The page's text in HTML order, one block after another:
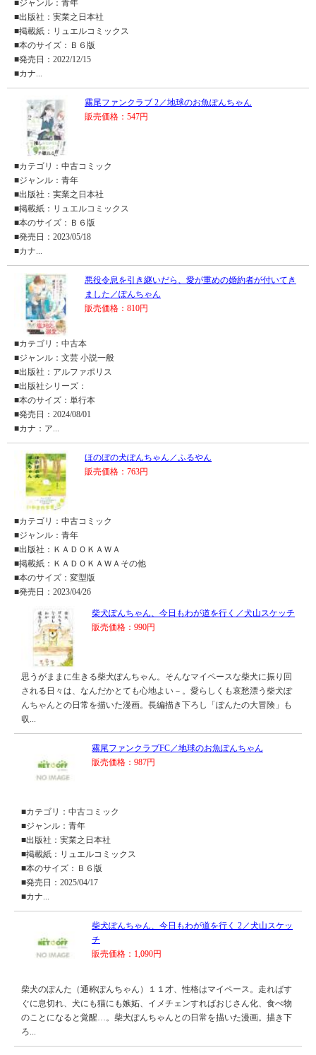
■ジャンル：青年
■出版社：実業之日本社
■掲載紙：リュエルコミックス
■本のサイズ：Ｂ６版
■発売日：2022/12/15
■カナ...
霧尾ファンクラブ 2／地球のお魚ぽんちゃん
販売価格：547円
■カテゴリ：中古コミック
■ジャンル：青年
■出版社：実業之日本社
■掲載紙：リュエルコミックス
■本のサイズ：Ｂ６版
■発売日：2023/05/18
■カナ...
悪役令息を引き継いだら、愛が重めの婚約者が付いてき
ました／ぽんちゃん
販売価格：810円
■カテゴリ：中古本
■ジャンル：文芸 小説一般
■出版社：アルファポリス
■出版社シリーズ：
■本のサイズ：単行本
■発売日：2024/08/01
■カナ：ア...
ほのぼの犬ぽんちゃん／ふるやん
販売価格：763円
■カテゴリ：中古コミック
■ジャンル：青年
■出版社：ＫＡＤＯＫＡＷＡ
■掲載紙：ＫＡＤＯＫＡＷＡその他
■本のサイズ：変型版
■発売日：2023/04/26
柴犬ぽんちゃん、今日もわが道を行く／犬山スケッチ
販売価格：990円
思うがままに生きる柴犬ぽんちゃん。そんなマイペースな柴犬に振り回
される日々は、なんだかとても心地よい－。愛らしくも哀愁漂う柴犬ぽ
んちゃんとの日常を描いた漫画。長編描き下ろし「ぽんたの大冒険」も
収...
霧尾ファンクラブFC／地球のお魚ぽんちゃん
販売価格：987円
■カテゴリ：中古コミック
■ジャンル：青年
■出版社：実業之日本社
■掲載紙：リュエルコミックス
■本のサイズ：Ｂ６版
■発売日：2025/04/17
■カナ...
柴犬ぽんちゃん、今日もわが道を行く 2／犬山スケッ
チ
販売価格：1,090円
柴犬のぽんた（通称ぽんちゃん）１１才、性格はマイペース。走ればす
ぐに息切れ、犬にも猫にも嫉妬、イメチェンすればおじさん化、食べ物
のことになると覚醒…。柴犬ぽんちゃんとの日常を描いた漫画。描き下
ろ...